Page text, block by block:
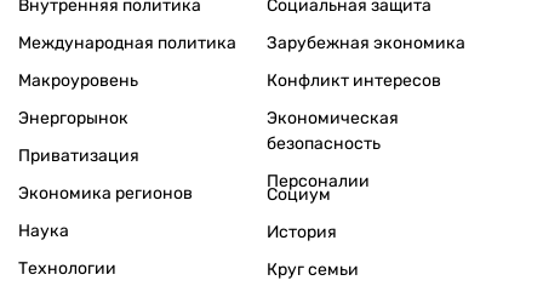
Внутренняя политика
Международная политика
Макроуровень
Энергорынок
Приватизация
Экономика регионов
Социальная защита
Зарубежная экономика
Конфликт интересов
Экономическая
безопасность
Персоналии
Наука
Технологии
Социум
История
Круг семьи